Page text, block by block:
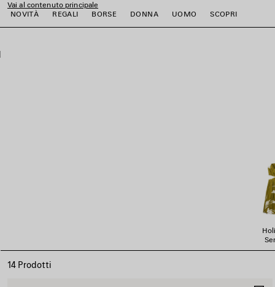
Vai al contenuto principale
NOVITÀ
REGALI BORSE DONNA UOMO SCOPRI
14 Prodotti